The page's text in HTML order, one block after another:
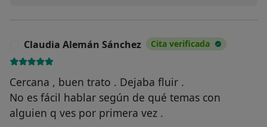
Claudia Alemán Sánchez Cita verificada
Cercana , buen trato . Dejaba fluir .
No es fácil hablar según de qué temas con
alguien q ves por primera vez .